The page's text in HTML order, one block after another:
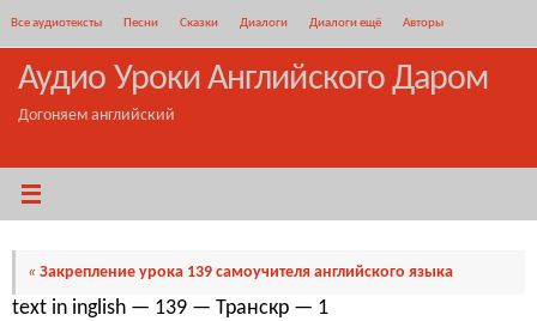
содержимому
Все аудиотексты Песни Сказки Диалоги Диалоги ещё Авторы
Аудио Уроки Английского Даром
Догоняем английский
« Закрепление урока 139 самоучителя английского языка
text in inglish — 139 — Транскр — 1